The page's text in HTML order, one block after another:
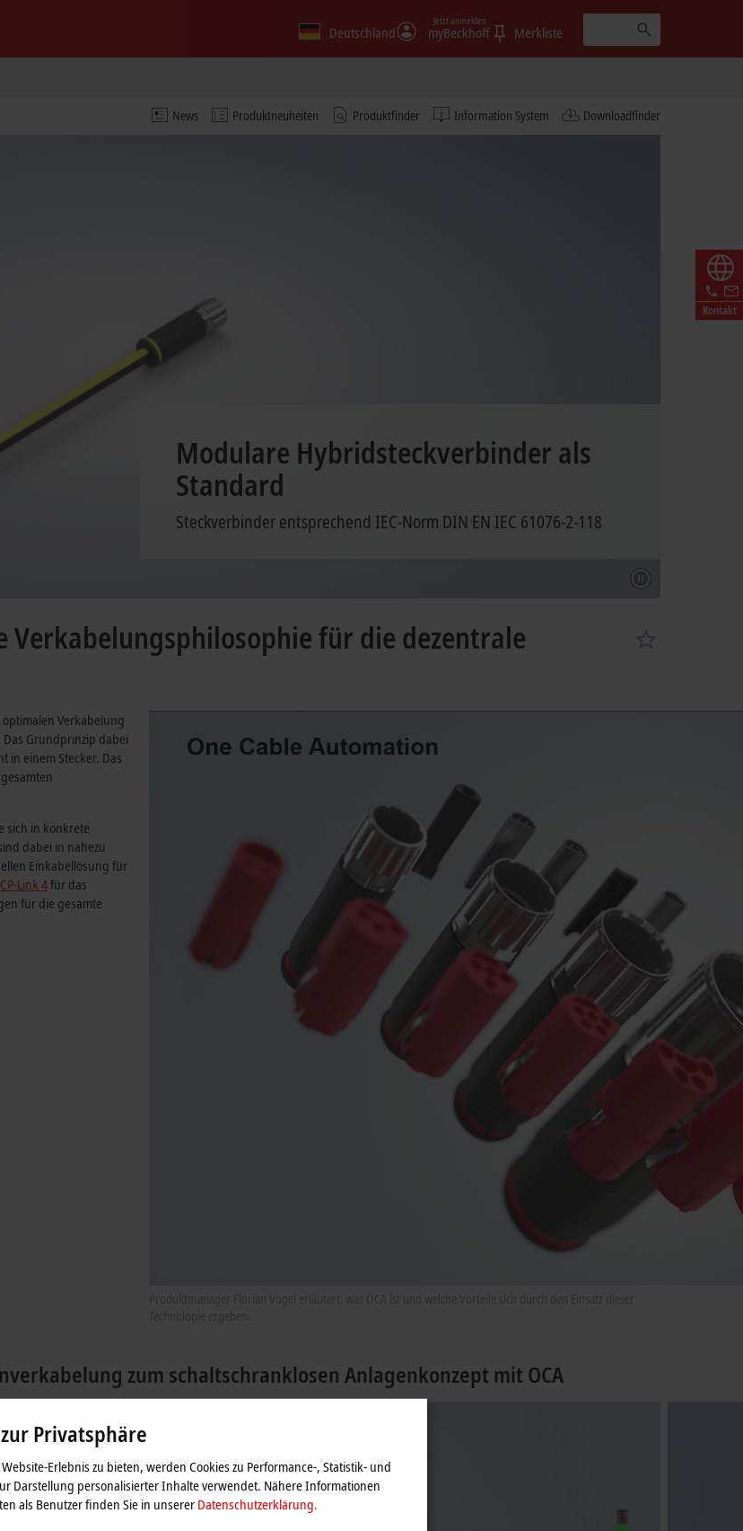
Deutschland myBeckhoff
Jetzt anmelden
Merkliste
News Produktneuheiten Produktfinder Information System Downloadfinder
Kontakt
Modulare Hybridsteckverbinder als
Standard
Steckverbinder entsprechend IEC-Norm DIN EN IEC 61076-2-118
Verkabelungsphilosophie für die dezentrale
Verkabelung
Grundprinzip dabei
in einem Stecker. Das
sich in konkrete
dabei in nahezu
Einkabellösung für
CP-Link 4für das
für die gesamte
zum schaltschranklosen Anlagenkonzept mit OCA
Privatsphäre
Erlebnis zu bieten, werden Cookies zu Performance-, Statistik- und
Darstellung personalisierter Inhalte verwendet. Nähere Informationen
als Benutzer finden Sie in unserer Datenschutzerklärung.